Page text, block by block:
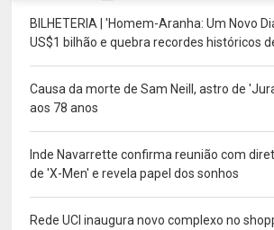
BILHETERIA | 'Homem-Aranha: Um Novo
US$1 bilhão e quebra recordes históricos
Causa da morte de Sam Neill, astro de
aos 78 anos
Inde Navarrette confirma reunião com
de 'X-Men' e revela papel dos sonhos
Rede UCI inaugura novo complexo no